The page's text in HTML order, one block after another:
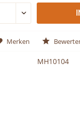
Merken
MH10104